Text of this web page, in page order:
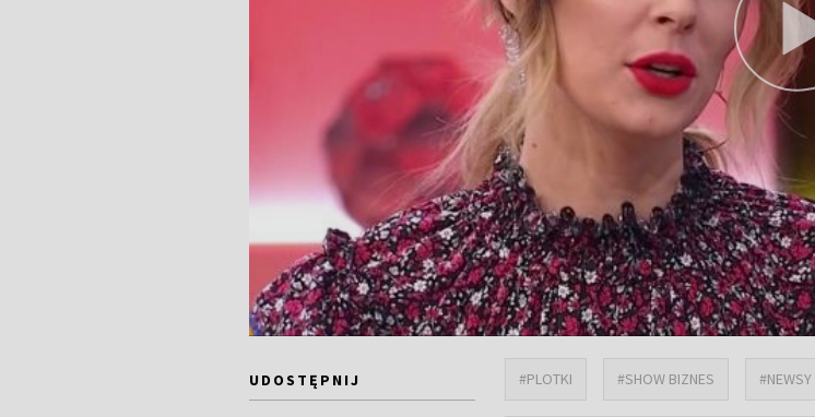
UDOSTĘPNIJ #PLOTKI #SHOW BIZNES #NEWSY